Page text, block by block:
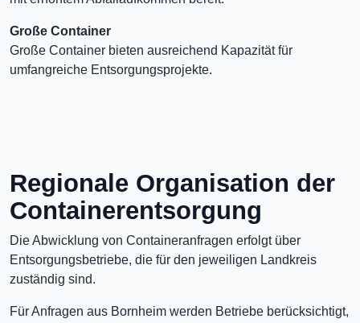
Große Container
Große Container bieten ausreichend Kapazität für
umfangreiche Entsorgungsprojekte.
Regionale Organisation der
Containerentsorgung
Die Abwicklung von Containeranfragen erfolgt über
Entsorgungsbetriebe, die für den jeweiligen Landkreis
zuständig sind.
Für Anfragen aus Bornheim werden Betriebe berücksichtigt,